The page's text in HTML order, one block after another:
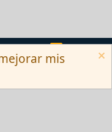
Ayuda
R
S
mis